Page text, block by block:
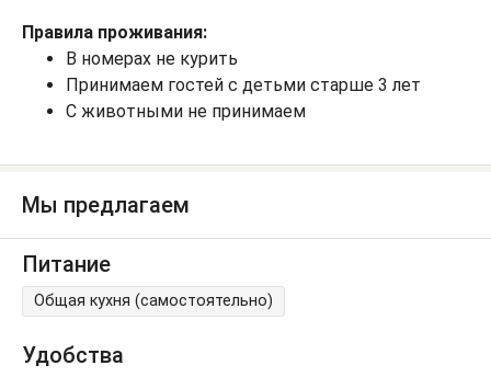
Правила проживания:
В номерах не курить
Принимаем гостей с детьми старше 3 лет
С животными не принимаем
Мы предлагаем
Питание
Общая кухня (самостоятельно)
Удобства